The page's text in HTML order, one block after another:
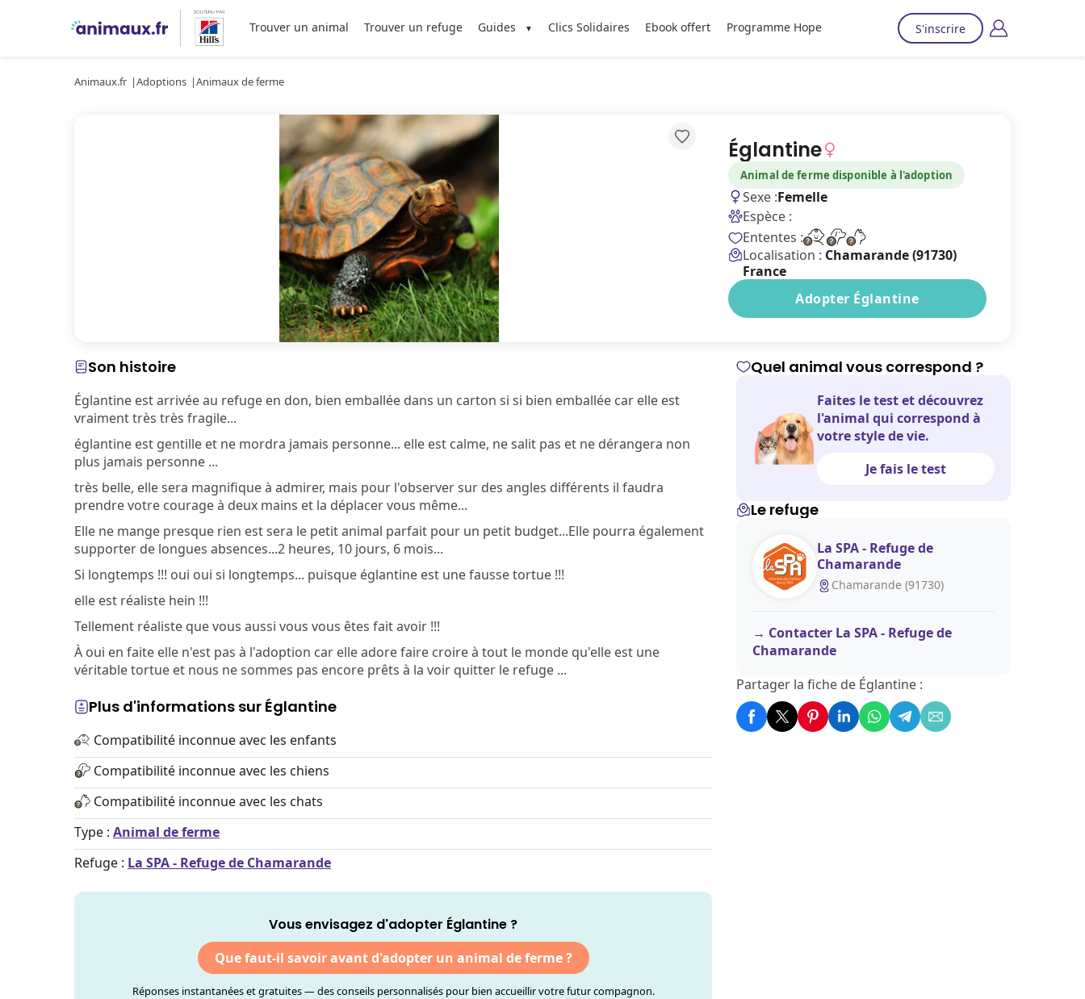
Trouver un animal Trouver un refuge Guides Clics Solidaires Ebook offert Programme Hope S'inscrire
Animaux.fr Adoptions Animaux de ferme
Églantine
Animal de ferme disponible à l'adoption
Sexe :Femelle
Espèce :
Ententes :
Localisation : Chamarande (91730)
France
Adopter Églantine
Son histoire
Églantine est arrivée au refuge en don, bien emballée dans un carton si si bien emballée car elle est
vraiment très très fragile...
églantine est gentille et ne mordra jamais personne... elle est calme, ne salit pas et ne dérangera non
plus jamais personne ...
très belle, elle sera magnifique à admirer, mais pour l'observer sur des angles différents il faudra
prendre votre courage à deux mains et la déplacer vous même...
Elle ne mange presque rien est sera le petit animal parfait pour un petit budget...Elle pourra également
supporter de longues absences...2 heures, 10 jours, 6 mois...
Si longtemps !!! oui oui si longtemps... puisque églantine est une fausse tortue !!!
elle est réaliste hein !!!
Tellement réaliste que vous aussi vous vous êtes fait avoir !!!
À oui en faite elle n'est pas à l'adoption car elle adore faire croire à tout le monde qu'elle est une
véritable tortue et nous ne sommes pas encore prêts à la voir quitter le refuge ...
Plus d'informations sur Églantine
Compatibilité inconnue avec les enfants
Compatibilité inconnue avec les chiens
Compatibilité inconnue avec les chats
Type : Animal de ferme
Refuge : La SPA - Refuge de Chamarande
Vous envisagez d'adopter Églantine ?
Que faut-il savoir avant d'adopter un animal de ferme ?
Réponses instantanées et gratuites — des conseils personnalisés pour bien accueillir votre futur compagnon.
Quel animal vous correspond ?
Faites le test et découvrez
l'animal qui correspond à
votre style de vie.
Je fais le test
Le refuge
La SPA - Refuge de
Chamarande
Chamarande (91730)
Contacter La SPA - Refuge de
Chamarande
Partager la fiche de Églantine :